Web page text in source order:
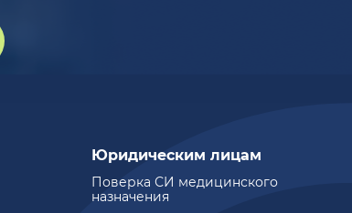
Юридическим лицам
Поверка СИ медицинского
назначения